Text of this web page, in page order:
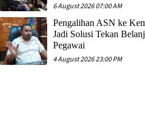
6 August 2026 07:00 AM
Pengalihan ASN ke
Jadi Solusi Tekan
Pegawai
4 August 2026 23:00 PM